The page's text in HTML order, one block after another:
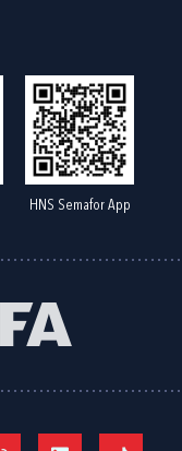
HNS Semafor App